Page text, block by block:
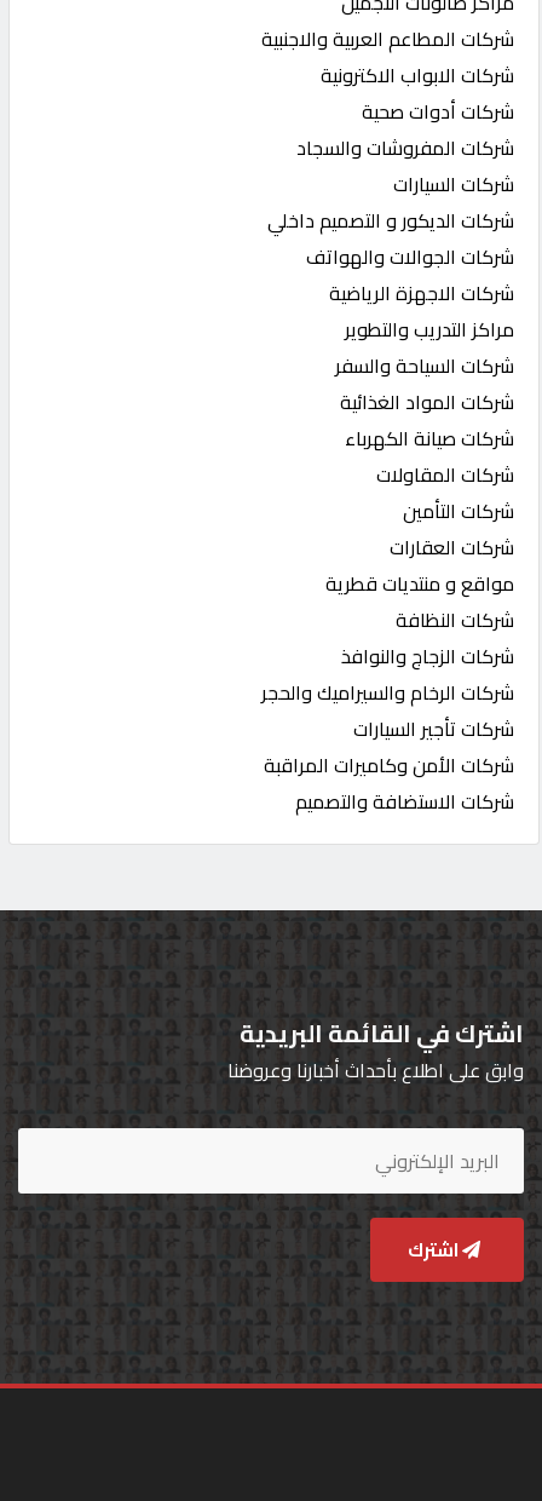
شركات المطاعم العربية والاجنبية
شركات الابواب الاكترونية
شركات أدوات صحية
شركات المفروشات والسجاد
شركات السيارات
شركات الديكور و التصميم داخلي
شركات الجوالات والهواتف
شركات الاجهزة الرياضية
مراكز التدريب والتطوير
شركات السياحة والسفر
شركات المواد الغذائية
شركات صيانة الكهرباء
شركات المقاولات
شركات التأمين
شركات العقارات
مواقع و منتديات قطرية
شركات النظافة
شركات الزجاج والنوافذ
شركات الرخام والسيراميك والحجر
شركات تأجير السيارات
شركات الأمن وكاميرات المراقبة
شركات الاستضافة والتصميم
اشترك في القائمة البريدية
وابق على اطلاع بأحداث أخبارنا وعروضنا
اشترك